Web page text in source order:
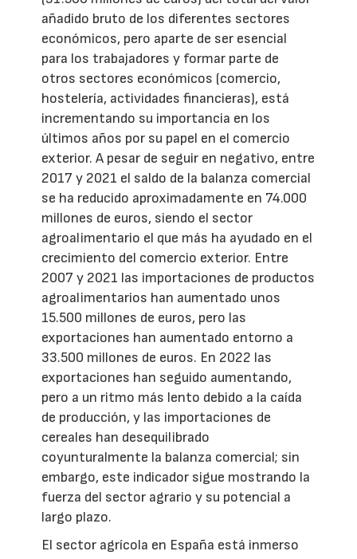
añadido bruto de los diferentes sectores
económicos, pero aparte de ser esencial
para los trabajadores y formar parte de
otros sectores económicos (comercio,
hostelería, actividades financieras), está
incrementando su importancia en los
últimos años por su papel en el comercio
exterior. A pesar de seguir en negativo, entre
2017 y 2021 el saldo de la balanza comercial
se ha reducido aproximadamente en 74.000
millones de euros, siendo el sector
agroalimentario el que más ha ayudado en el
crecimiento del comercio exterior. Entre
2007 y 2021 las importaciones de productos
agroalimentarios han aumentado unos
15.500 millones de euros, pero las
exportaciones han aumentado entorno a
33.500 millones de euros. En 2022 las
exportaciones han seguido aumentando,
pero a un ritmo más lento debido a la caída
de producción, y las importaciones de
cereales han desequilibrado
coyunturalmente la balanza comercial; sin
embargo, este indicador sigue mostrando la
fuerza del sector agrario y su potencial a
largo plazo.
El sector agrícola en España está inmerso